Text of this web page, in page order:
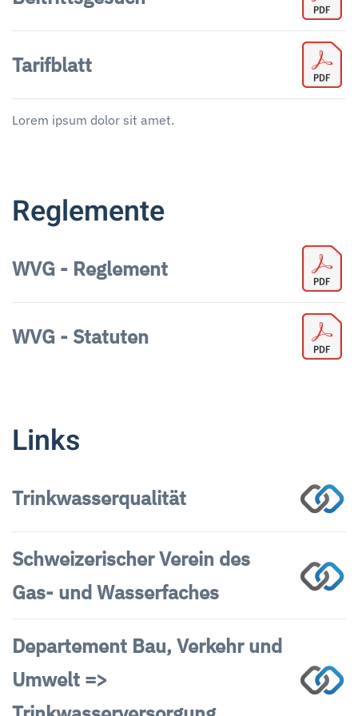
Tarifblatt
Lorem ipsum dolor sit amet.
Reglemente
WVG - Reglement
WVG - Statuten
Links
Trinkwasserqualität
Schweizerischer Verein des
Gas- und Wasserfaches
Departement Bau, Verkehr und
Umwelt =>